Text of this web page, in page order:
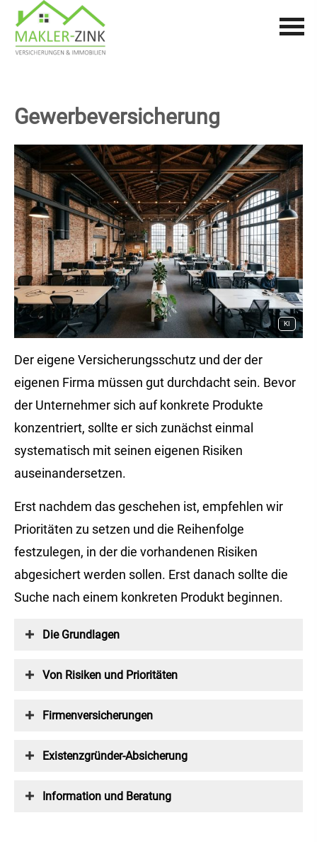
Gewerbeversicherung
KI
Der eigene Versicherungsschutz und der der
eigenen Firma müssen gut durchdacht sein. Bevor
der Unternehmer sich auf konkrete Produkte
konzentriert, sollte er sich zunächst einmal
systematisch mit seinen eigenen Risiken
auseinandersetzen.
Erst nachdem das geschehen ist, empfehlen wir
Prioritäten zu setzen und die Reihenfolge
festzulegen, in der die vorhandenen Risiken
abgesichert werden sollen. Erst danach sollte die
Suche nach einem konkreten Produkt beginnen.
Die Grundlagen
Von Risiken und Prioritäten
Firmenversicherungen
Existenzgründer-Absicherung
Information und Beratung